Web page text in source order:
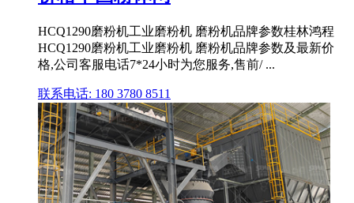
HCQ1290磨粉机工业磨粉机 磨粉机品牌参数桂林鸿程
HCQ1290磨粉机工业磨粉机 磨粉机品牌参数及最新价
格,公司客服电话7*24小时为您服务,售前/ ...
联系电话: 180 3780 8511